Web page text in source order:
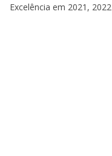
Excelência em 2021,